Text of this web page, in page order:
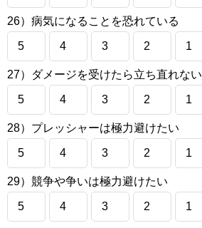
26）病気になることを恐れている
5 4 3 2 1
27）ダメージを受けたら立ち直れない
5 4 3 2 1
28）プレッシャーは極力避けたい
5 4 3 2 1
29）競争や争いは極力避けたい
5 4 3 2 1